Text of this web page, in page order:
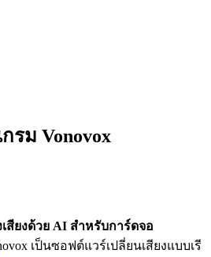
รม Vonovox
สียงด้วย AI สำหรับการ์ดจอ
เป็นซอฟต์แวร์เปลี่ยนเสียงแบบเรี